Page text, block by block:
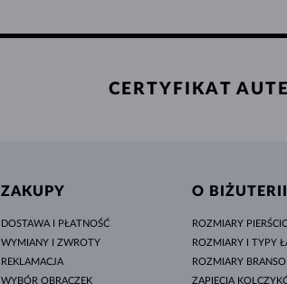
CERTYFIKAT
ZAKUPY
DOSTAWA I PŁATNOŚĆ
WYMIANY I ZWROTY
REKLAMACJA
WYBÓR OBRĄCZEK
O BIŻUTERII
ROZMIARY
ROZMIARY I TYPY
ROZMIARY
ZAPIĘCIA